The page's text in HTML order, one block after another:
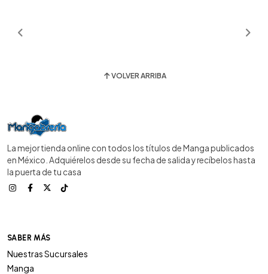
VOLVER ARRIBA
La mejor tienda online con todos los títulos de Manga publicados
en México. Adquiérelos desde su fecha de salida y recíbelos hasta
la puerta de tu casa
SABER MÁS
Nuestras Sucursales
Manga